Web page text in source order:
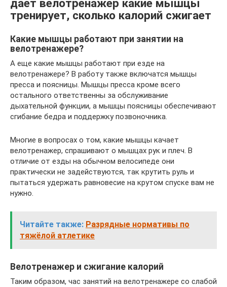
дает велотренажер какие мышцы
тренирует, сколько калорий сжигает
Какие мышцы работают при занятии на
велотренажере?
А еще какие мышцы работают при езде на
велотренажере? В работу также включатся мышцы
пресса и поясницы. Мышцы пресса кроме всего
остального ответственны за обслуживание
дыхательной функции, а мышцы поясницы обеспечивают
сгибание бедра и поддержку позвоночника.
Многие в вопросах о том, какие мышцы качает
велотренажер, спрашивают о мышцах рук и плеч. В
отличие от езды на обычном велосипеде они
практически не задействуются, так крутить руль и
пытаться удержать равновесие на крутом спуске вам не
нужно.
Читайте также: Разрядные нормативы по
тяжёлой атлетике
Велотренажер и сжигание калорий
Таким образом, час занятий на велотренажере со слабой